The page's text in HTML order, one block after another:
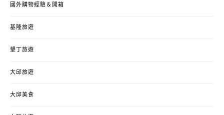
國外購物經驗＆開箱
基隆旅遊
墾丁旅遊
大邱旅遊
大邱美食